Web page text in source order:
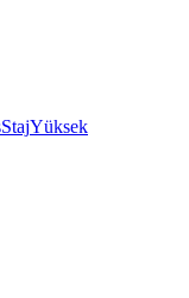
StajYüksek